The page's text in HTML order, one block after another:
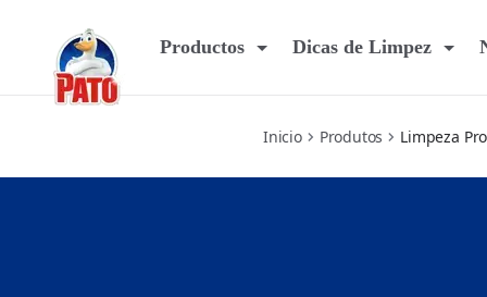
Productos Dicas de Limpez
Inicio Produtos Limpeza